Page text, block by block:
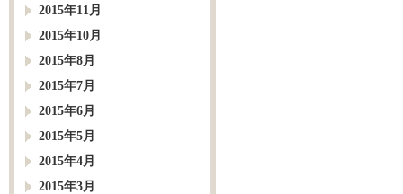
2015年11月
2015年10月
2015年8月
2015年7月
2015年6月
2015年5月
2015年4月
2015年3月